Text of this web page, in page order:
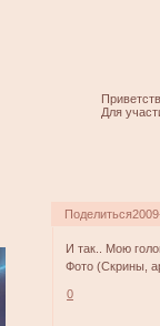
Для
Поделиться
И так.. Мою
Фото (Скрины,
0